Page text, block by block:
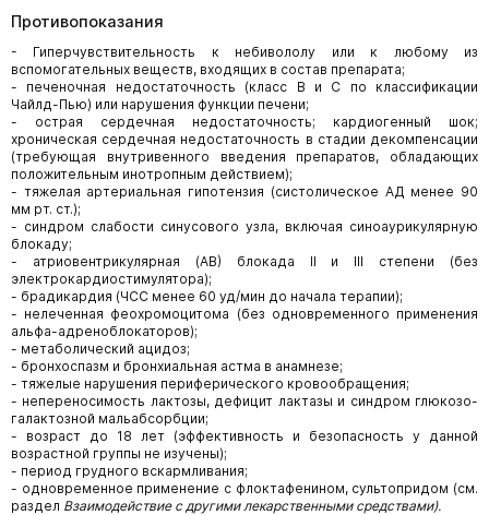
Противопоказания
- Гиперчувствительность к небивололу или к любому из
вспомогательных веществ, входящих в состав препарата;
- печеночная недостаточность (класс В и С по классификации
Чайлд-Пью) или нарушения функции печени;
- острая сердечная недостаточность; кардиогенный шок;
хроническая сердечная недостаточность в стадии декомпенсации
(требующая внутривенного введения препаратов, обладающих
положительным инотропным действием);
- тяжелая артериальная гипотензия (систолическое АД менее 90
мм рт. ст.);
- синдром слабости синусового узла, включая синоаурикулярную
блокаду;
- атриовентрикулярная (АВ) блокада II и III степени (без
электрокардиостимулятора);
- брадикардия (ЧСС менее 60 уд/мин до начала терапии);
- нелеченная феохромоцитома (без одновременного применения
альфа-адреноблокаторов);
- метаболический ацидоз;
- бронхоспазм и бронхиальная астма в анамнезе;
- тяжелые нарушения периферического кровообращения;
- непереносимость лактозы, дефицит лактазы и синдром глюкозо-
галактозной мальабсорбции;
- возраст до 18 лет (эффективность и безопасность у данной
возрастной группы не изучены);
- период грудного вскармливания;
- одновременное применение с флоктафенином, сультопридом (см.
раздел Взаимодействие с другими лекарственными средствами).